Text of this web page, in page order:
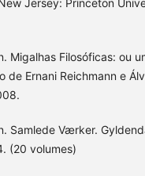
Jersey: Princeton
Migalhas Filosóficas: ou
de Ernani Reichmann e
Samlede Værker.
(20 volumes)